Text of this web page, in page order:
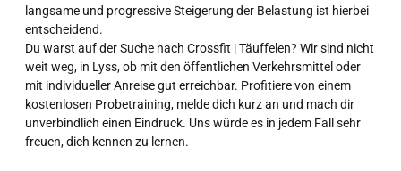
langsame und progressive Steigerung der Belastung ist hierbei
entscheidend.
Du warst auf der Suche nach Crossfit | Täuffelen? Wir sind nicht
weit weg, in Lyss, ob mit den öffentlichen Verkehrsmittel oder
mit individueller Anreise gut erreichbar. Profitiere von einem
kostenlosen Probetraining, melde dich kurz an und mach dir
unverbindlich einen Eindruck. Uns würde es in jedem Fall sehr
freuen, dich kennen zu lernen.